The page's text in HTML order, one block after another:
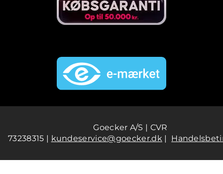
Goecker A/S | CVR
73238315 | kundeservice@goecker.dk |